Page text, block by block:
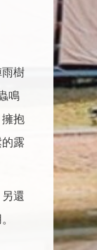
雨樹
鳴
抱
露
還